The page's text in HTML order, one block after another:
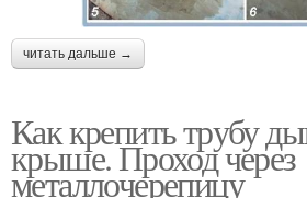
читать дальше →
Как крепить трубу
крыше. Проход через
металлочерепицу